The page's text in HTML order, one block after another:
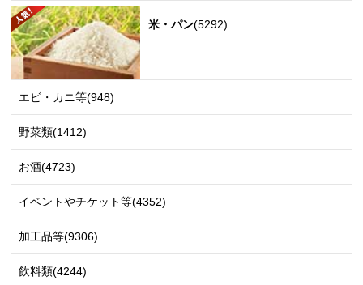
米・パン(5292)
エビ・カニ等(948)
野菜類(1412)
お酒(4723)
イベントやチケット等(4352)
加工品等(9306)
飲料類(4244)